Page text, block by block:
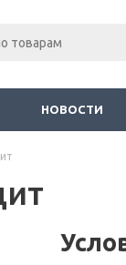
НОВОСТИ